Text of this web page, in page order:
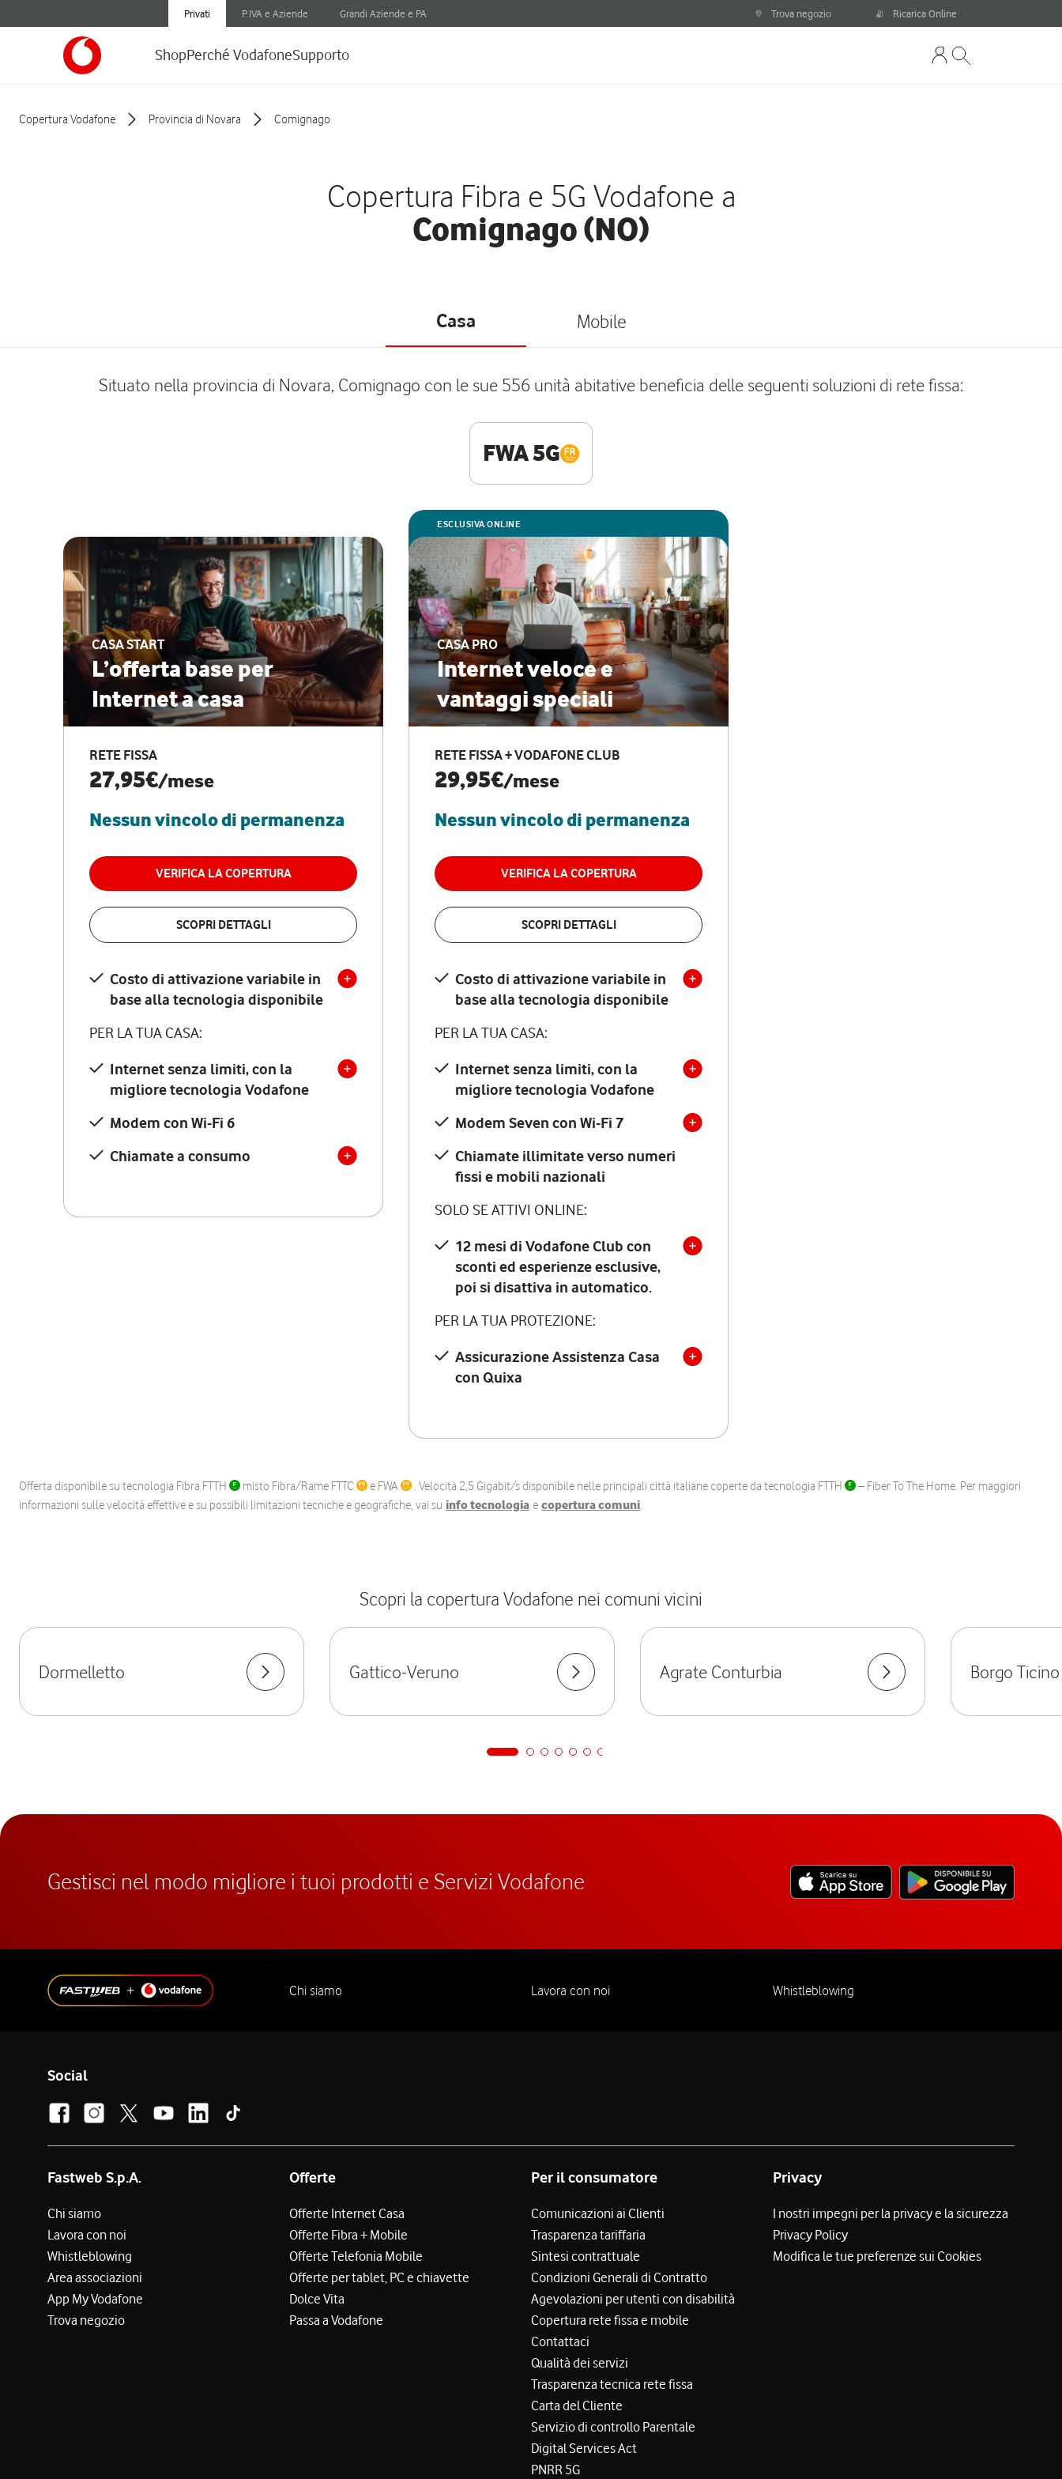
Privati P.IVA e Aziende Grandi Aziende e PA Trova negozio Ricarica Online
ShopPerché VodafoneSupporto
Copertura Vodafone Provincia di Novara Comignago
Copertura Fibra e 5G Vodafone a
Comignago (NO)
Casa Mobile
Situato nella provincia di Novara, Comignago con le sue 556 unità abitative beneficia delle seguenti soluzioni di rete fissa:
FWA 5G
CASA START
L’offerta base per
Internet a casa
RETE FISSA
27,95€/mese
Nessun vincolo di permanenza
VERIFICA LA COPERTURA
SCOPRI DETTAGLI
Costo di attivazione variabile in
base alla tecnologia disponibile
PER LA TUA CASA:
Internet senza limiti, con la
migliore tecnologia Vodafone
Modem con Wi-Fi 6
Chiamate a consumo
ESCLUSIVA ONLINE
CASA PRO
Internet veloce e
vantaggi speciali
RETE FISSA + VODAFONE CLUB
29,95€/mese
Nessun vincolo di permanenza
VERIFICA LA COPERTURA
SCOPRI DETTAGLI
Costo di attivazione variabile in
base alla tecnologia disponibile
PER LA TUA CASA:
Internet senza limiti, con la
migliore tecnologia Vodafone
Modem Seven con Wi-Fi 7
Chiamate illimitate verso numeri
fissi e mobili nazionali
SOLO SE ATTIVI ONLINE:
12 mesi di Vodafone Club con
sconti ed esperienze esclusive,
poi si disattiva in automatico.
PER LA TUA PROTEZIONE:
Assicurazione Assistenza Casa
con Quixa
Offerta disponibile su tecnologia Fibra FTTH misto Fibra/Rame FTTC e FWA . Velocità 2,5 Gigabit/s disponibile nelle principali città italiane coperte da tecnologia FTTH
– Fiber To The Home. Per maggiori
informazioni sulle velocità effettive e su possibili limitazioni tecniche e geografiche, vai su info tecnologia e copertura comuni.
Scopri la copertura Vodafone nei comuni vicini
Dormelletto Gattico-Veruno Agrate Conturbia Borgo Ticino
Gestisci nel modo migliore i tuoi prodotti e Servizi Vodafone
Chi siamo Lavora con noi Whistleblowing
Social
Fastweb S.p.A.
Chi siamo
Lavora con noi
Whistleblowing
Area associazioni
App My Vodafone
Trova negozio
Offerte
Offerte Internet Casa
Offerte Fibra + Mobile
Offerte Telefonia Mobile
Offerte per tablet, PC e chiavette
Dolce Vita
Passa a Vodafone
Per il consumatore
Comunicazioni ai Clienti
Trasparenza tariffaria
Sintesi contrattuale
Condizioni Generali di Contratto
Agevolazioni per utenti con disabilità
Copertura rete fissa e mobile
Contattaci
Qualità dei servizi
Trasparenza tecnica rete fissa
Carta del Cliente
Servizio di controllo Parentale
Digital Services Act
PNRR 5G
Privacy
I nostri impegni per la privacy e la sicurezza
Privacy Policy
Modifica le tue preferenze sui Cookies